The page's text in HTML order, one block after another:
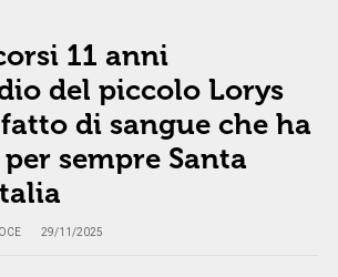
11 anni
del piccolo Lorys
di sangue che ha
sempre Santa
29/11/2025